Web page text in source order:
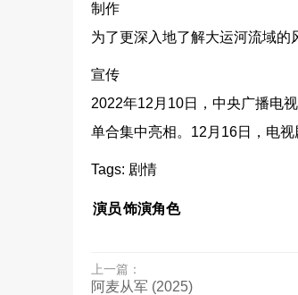
制作
为了更深入地了解大运河流域的
宣传
2022年12月10日，中央广播电
单合集中亮相。12月16日，电视
Tags: 剧情
演员饰演角色
上一篇：
阿麦从军 (2025)